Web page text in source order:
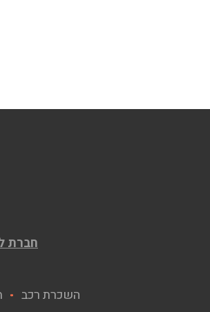
חברת ליסקאר
השכרת רכב